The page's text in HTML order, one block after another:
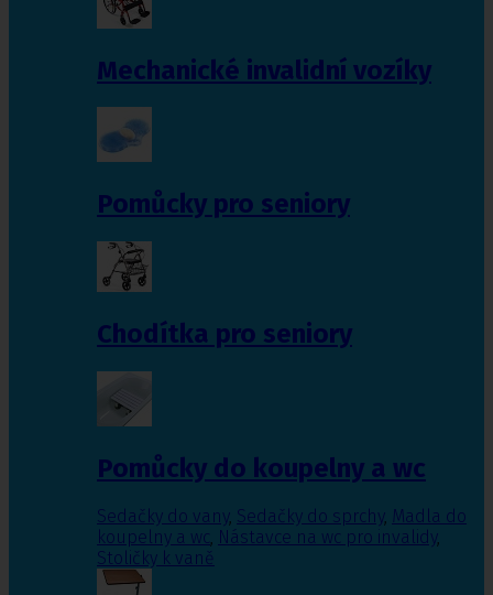
Mechanické invalidní vozíky
Pomůcky pro seniory
Chodítka pro seniory
Pomůcky do koupelny a wc
Sedačky do vany, Sedačky do sprchy, Madla do
koupelny a wc, Nástavce na wc pro invalidy,
Stoličky k vaně